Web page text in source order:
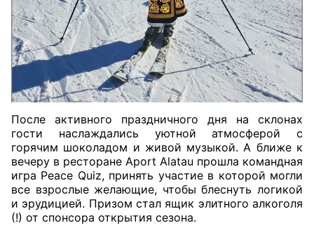
После активного праздничного дня на склонах
гости наслаждались уютной атмосферой с
горячим шоколадом и живой музыкой. А ближе к
вечеру в ресторане Aport Alatau прошла командная
игра Peace Quiz, принять участие в которой могли
все взрослые желающие, чтобы блеснуть логикой
и эрудицией. Призом стал ящик элитного алкоголя
(!) от спонсора открытия сезона.